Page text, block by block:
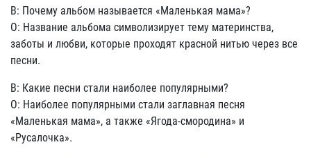
В: Почему альбом называется «Маленькая мама»?
О: Название альбома символизирует тему материнства,
заботы и любви, которые проходят красной нитью через все
песни.
В: Какие песни стали наиболее популярными?
О: Наиболее популярными стали заглавная песня
«Маленькая мама», а также «Ягода-смородина» и
«Русалочка».